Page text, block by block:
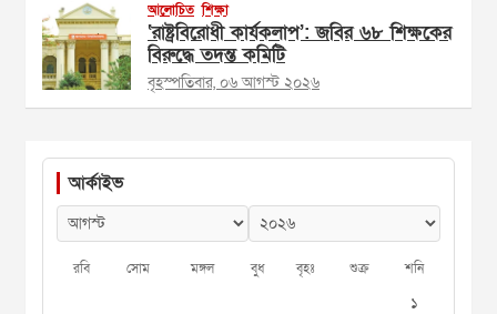
আলোচিত শিক্ষা
‘রাষ্ট্রবিরোধী কার্যকলাপ’: জবির ৬৮ শিক্ষকের
বিরুদ্ধে তদন্ত কমিটি
বৃহস্পতিবার, ০৬ আগস্ট ২০২৬
আর্কাইভ
রবি সোম মঙ্গল বুধ বৃহঃ শুক্র শনি
১